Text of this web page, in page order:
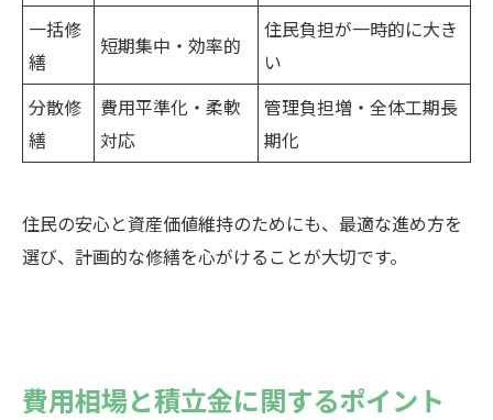
一括修
繕
短期集中・効率的
住民負担が一時的に大き
い
分散修
繕
費用平準化・柔軟
対応
管理負担増・全体工期長
期化
住民の安心と資産価値維持のためにも、最適な進め方を
選び、計画的な修繕を心がけることが大切です。
費用相場と積立金に関するポイント